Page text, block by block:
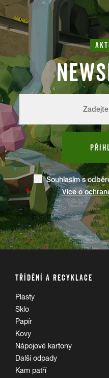
Souhlasím s
Více o
TŘÍDĚNÍ A RECYKLACE
Plasty
Sklo
Papír
Kovy
Nápojové kartony
Další odpady
Kam patří